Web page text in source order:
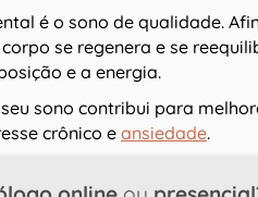
é o sono de qualidade.
se regenera e se
e a energia.
sono contribui para
crônico e ansiedade.